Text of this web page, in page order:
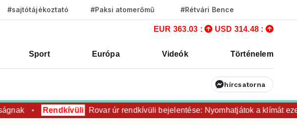
#sajtótájékoztató #Paksi atomerőmű #Rétvári Bence
EUR 363.03 : USD 314.48 :
Sport Európa Videók Történelem
hírcsatorna
Rendkívüli Rovar úr rendkívüli bejelentése: Nyomhatjátok a klímát ezerrel,